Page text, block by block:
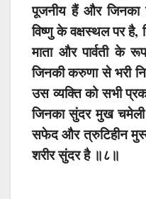
पूजनीय हैं और जिनका
विष्णु के वक्षस्थल पर है,
माता और पार्वती के
जिनकी करुणा से भरी
उस व्यक्ति को सभी
जिनका सुंदर मुख
सफेद और त्रुटिहीन
शरीर सुंदर है ॥८॥